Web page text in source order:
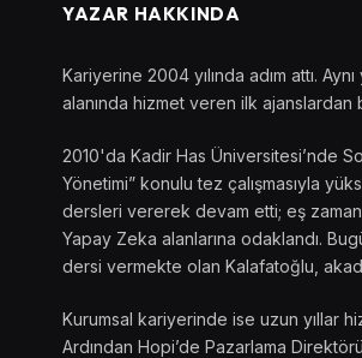
YAZAR HAKKINDA
Kariyerine 2004 yılında adım attı.
alanında hizmet veren ilk ajanslardan
2010'da Kadir Has Üniversitesi’nde
Yönetimi” konulu tez çalışmasıyla
dersleri vererek devam etti; eş
Yapay Zeka alanlarına odaklandı.
dersi vermekte olan Kalafatoğlu,
Kurumsal kariyerinde ise uzun yıllar
Ardından Hopi’de Pazarlama